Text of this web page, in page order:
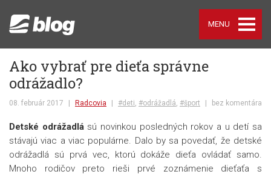
MENU
Ako vybrať pre dieťa správne
odrážadlo?
08. február 2017 Radcovia #deti, #odrážadlá, #šport bez komentára
Detské odrážadlású novinkou posledných rokov a u detí sa
stávajú viac a viac populárne. Dalo by sa povedať, že detské
odrážadlá sú prvá vec, ktorú dokáže dieťa ovládať samo.
Mnoho rodičov preto rieši prvé zoznámenie dieťaťa s